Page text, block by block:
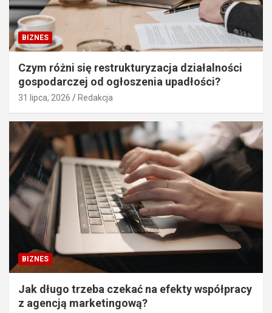
BIZNES
Czym różni się restrukturyzacja działalności
gospodarczej od ogłoszenia upadłości?
31 lipca, 2026 Redakcja
BIZNES
Jak długo trzeba czekać na efekty współpracy
z agencją marketingową?